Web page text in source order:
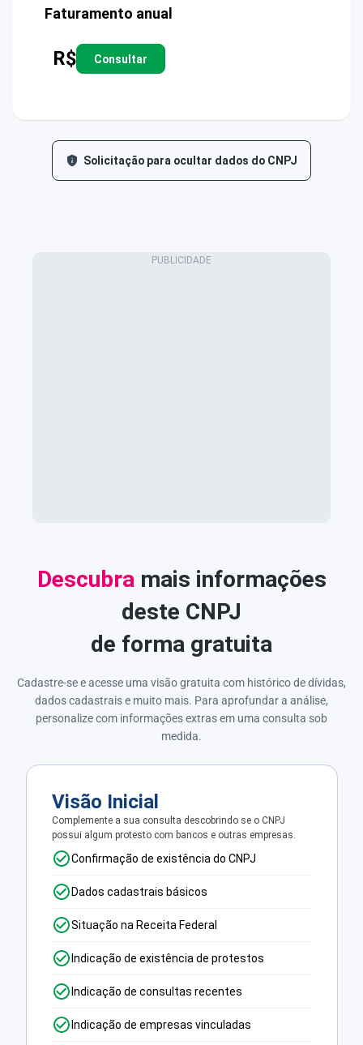
Faturamento anual
R$ Consultar
Solicitação para ocultar dados do CNPJ
Descubra mais informações
deste CNPJ
de forma gratuita
Cadastre-se e acesse uma visão gratuita com histórico de dívidas,
dados cadastrais e muito mais. Para aprofundar a análise,
personalize com informações extras em uma consulta sob
medida.
Visão Inicial
Complemente a sua consulta descobrindo se o CNPJ
possui algum protesto com bancos e outras empresas.
Confirmação de existência do CNPJ
Dados cadastrais básicos
Situação na Receita Federal
Indicação de existência de protestos
Indicação de consultas recentes
Indicação de empresas vinculadas